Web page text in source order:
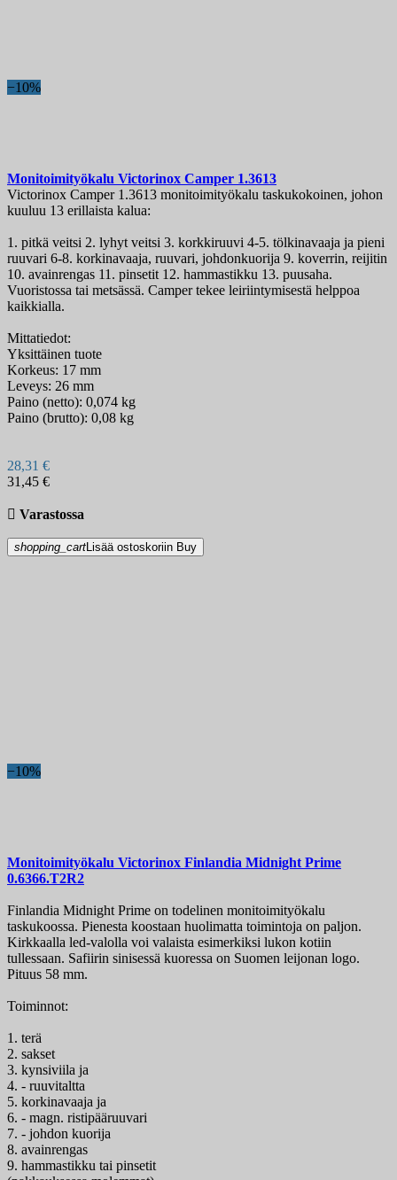
−10%
Monitoimityökalu Victorinox Camper 1.3613
Victorinox Camper 1.3613 monitoimityökalu taskukokoinen, johon
kuuluu 13 erillaista kalua:
1. pitkä veitsi 2. lyhyt veitsi 3. korkkiruuvi 4-5. tölkinavaaja ja pieni
ruuvari 6-8. korkinavaaja, ruuvari, johdonkuorija 9. koverrin, reijitin
10. avainrengas 11. pinsetit 12. hammastikku 13. puusaha.
Vuoristossa tai metsässä. Camper tekee leiriintymisestä helppoa
kaikkialla.
Mittatiedot:
Yksittäinen tuote
Korkeus: 17 mm
Leveys: 26 mm
Paino (netto): 0,074 kg
Paino (brutto): 0,08 kg
28,31 €
31,45 €
 Varastossa
shopping_cartLisää ostoskoriin Buy
−10%
Monitoimityökalu Victorinox Finlandia Midnight Prime
0.6366.T2R2
Finlandia Midnight Prime on todelinen monitoimityökalu
taskukoossa. Pienesta koostaan huolimatta toimintoja on paljon.
Kirkkaalla led-valolla voi valaista esimerkiksi lukon kotiin
tullessaan. Safiirin sinisessä kuoressa on Suomen leijonan logo.
Pituus 58 mm.
Toiminnot:
1. terä
2. sakset
3. kynsiviila ja
4. - ruuvitaltta
5. korkinavaaja ja
6. - magn. ristipääruuvari
7. - johdon kuorija
8. avainrengas
9. hammastikku tai pinsetit